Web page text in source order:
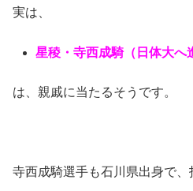
実は、
星稜・寺西成騎（日体大へ
は、親戚に当たるそうです。
寺西成騎選手も石川県出身で、